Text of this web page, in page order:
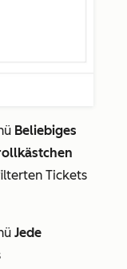
Beliebiges
Tickets
Jede